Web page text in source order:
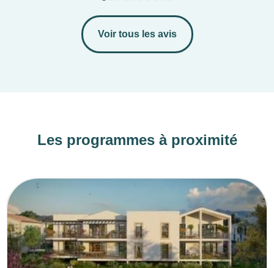
Voir tous les avis
Les programmes à proximité